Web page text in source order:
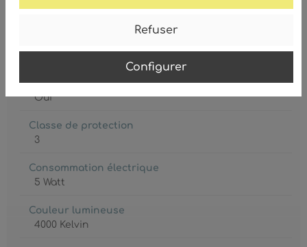
Refuser
Configurer
LED
Ampoule inclue
Oui
Classe de protection
3
Consommation électrique
5 Watt
Couleur lumineuse
4000 Kelvin